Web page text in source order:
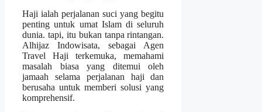
Haji ialah perjalanan suci yang begitu
penting untuk umat Islam di seluruh
dunia. tapi, itu bukan tanpa rintangan.
Alhijaz Indowisata, sebagai Agen
Travel Haji terkemuka, memahami
masalah biasa yang ditemui oleh
jamaah selama perjalanan haji dan
berusaha untuk memberi solusi yang
komprehensif.